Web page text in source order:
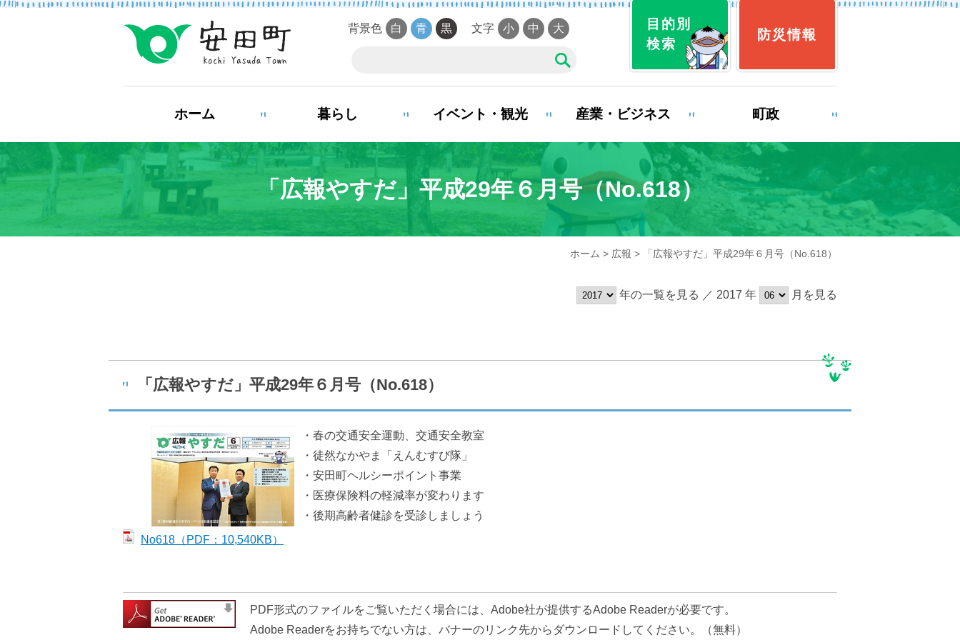
防災情報
目的別
検索
もしもの場合
防災・救急情報 夜間・休日診療案内
ライフステージ
結婚・離婚 妊娠・出産 子育て 学校教育 就職・退職
お悔やみ ゴミ出し
分類で探す 組織で探す
コンテンツ
町の概要 広報
観光情報 移住情報
背景色 白 青 黒 文字 小 中 大
ホーム 暮らし イベント・観光 産業・ビジネス 町政
「広報やすだ」平成29年６月号（No.618）
ホーム > 広報 > 「広報やすだ」平成29年６月号（No.618）
年の一覧を見る ／ 2017 年 月を見る
「広報やすだ」平成29年６月号（No.618）
・春の交通安全運動、交通安全教室
・徒然なかやま「えんむすび隊」
・安田町ヘルシーポイント事業
・医療保険料の軽減率が変わります
・後期高齢者健診を受診しましょう
No618（PDF：10,540KB）
PDF形式のファイルをご覧いただく場合には、Adobe社が提供するAdobe Readerが必要です。
Adobe Readerをお持ちでない方は、バナーのリンク先からダウンロードしてください。（無料）